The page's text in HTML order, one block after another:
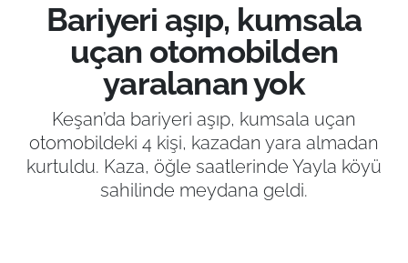
Bariyeri aşıp, kumsala
uçan otomobilden
yaralanan yok
Keşan’da bariyeri aşıp, kumsala uçan
otomobildeki 4 kişi, kazadan yara almadan
kurtuldu. Kaza, öğle saatlerinde Yayla köyü
sahilinde meydana geldi.
ASAYİŞ
SİYASET
GÜNDEM
EKONOMİ